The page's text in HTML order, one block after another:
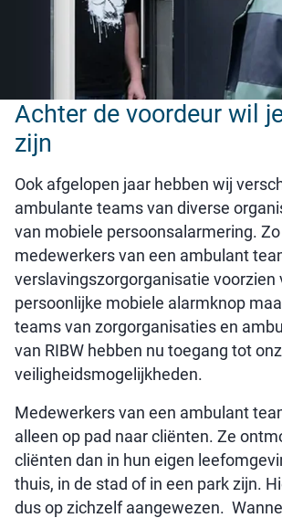
Achter de voordeur wil
zijn
Ook afgelopen jaar hebben wij
ambulante teams van diverse
van mobiele persoonsalarmering.
medewerkers van een ambulant
verslavingszorgorganisatie voorzien
persoonlijke mobiele alarmknop
teams van zorgorganisaties en
van RIBW hebben nu toegang tot
veiligheidsmogelijkheden.
Medewerkers van een ambulant
alleen op pad naar cliënten. Ze
cliënten dan in hun eigen
thuis, in de stad of in een park zijn.
dus op zichzelf aangewezen.